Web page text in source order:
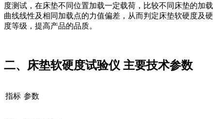
度测试，在床垫不同位置加载一定载荷，比较不同床垫的加载
曲线线性及相同加载点的力值偏差，从而判定床垫软硬度及硬
度等级，提高产品的品质。
二、床垫软硬度试验仪 主要技术参数
指标 参数